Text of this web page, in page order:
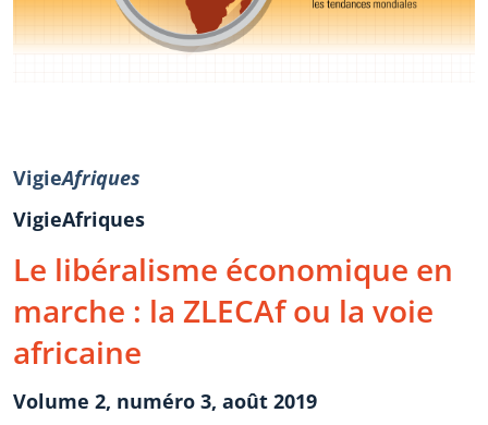
VigieAfriques
VigieAfriques
Le libéralisme économique en
marche : la ZLECAf ou la voie
africaine
Volume 2, numéro 3, août 2019